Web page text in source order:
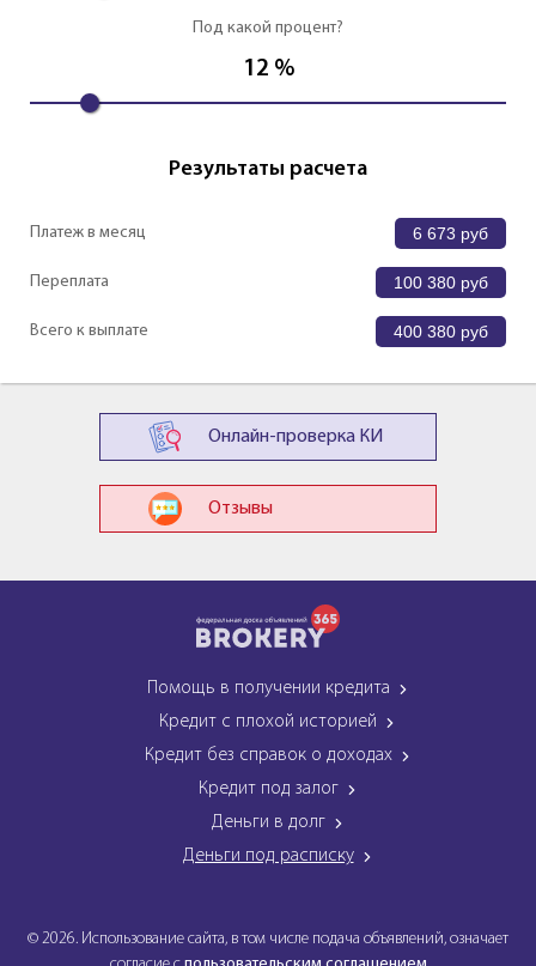
Под какой процент?
12 %
Результаты расчета
Платеж в месяц 6 673 руб
Переплата 100 380 руб
Всего к выплате 400 380 руб
Онлайн-проверка КИ
Отзывы
Помощь в получении кредита
Кредит с плохой историей
Кредит без справок о доходах
Кредит под залог
Деньги в долг
Деньги под расписку
© 2026. Использование сайта, в том числе подача объявлений, означает